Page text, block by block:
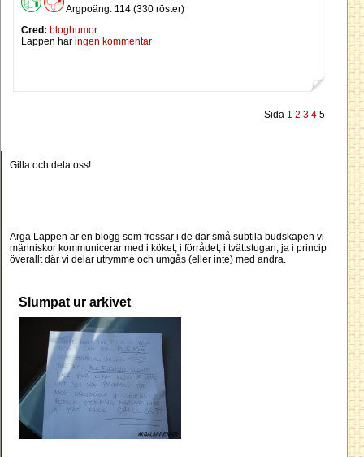
Argpoäng: 114 (330 röster)
Cred: bloghumor
Lappen har ingen kommentar
Sida 1 2 3 4 5
Gilla och dela oss!
Arga Lappen är en blogg som frossar i de där små subtila budskapen vi
människor kommunicerar med i köket, i förrådet, i tvättstugan, ja i princip
överallt där vi delar utrymme och umgås (eller inte) med andra.
Slumpat ur arkivet